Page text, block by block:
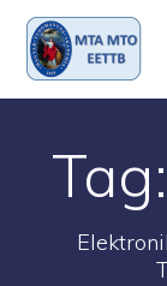
Tag: